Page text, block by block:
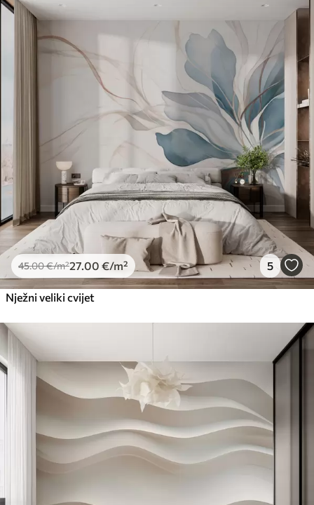
45.00€/m²27 .00 €/m² 5
Nježni veliki cvijet